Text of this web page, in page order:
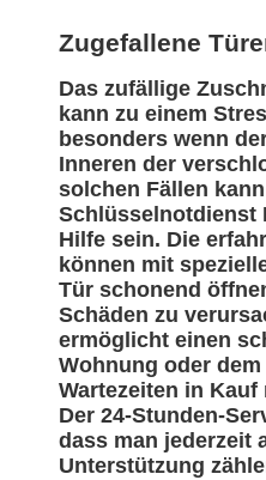
Zugefallene
Das zufällige
kann zu einem
besonders wenn
Inneren der
solchen Fällen
Schlüsselnotdienst
Hilfe sein. Die
können mit
Tür schonend
Schäden zu
ermöglicht einen
Wohnung oder
Wartezeiten in Kauf
Der 24-Stunden-
dass man jederzeit
Unterstützung